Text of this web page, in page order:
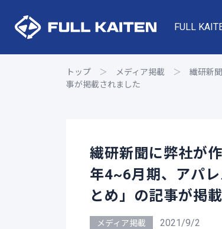
FULL
トップ ＞ メディア掲載 ＞ 繊研新
事が掲載されました
繊研新聞に弊社が
年4~6月期、アパ
とめ」の記事が掲
メディア掲載 2021/9/2